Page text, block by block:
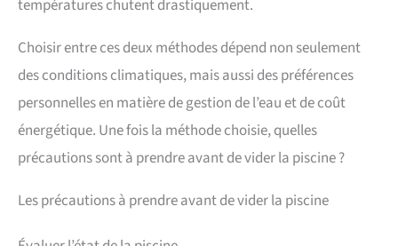
températures chutent drastiquement.
Choisir entre ces deux méthodes dépend non seulement
des conditions climatiques, mais aussi des préférences
personnelles en matière de gestion de l’eau et de coût
énergétique. Une fois la méthode choisie, quelles
précautions sont à prendre avant de vider la piscine ?
Les précautions à prendre avant de vider la piscine